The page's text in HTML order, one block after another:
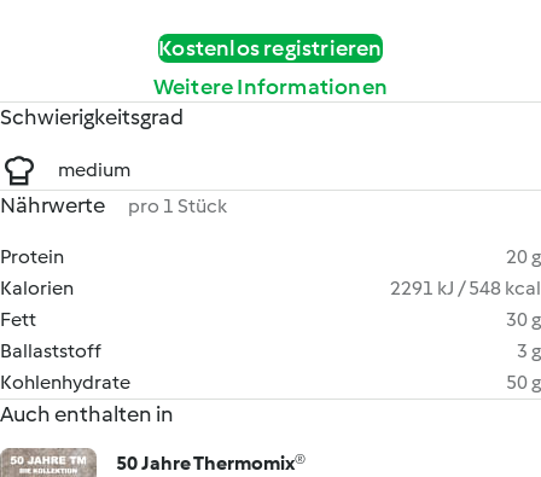
Kostenlos registrieren
Weitere Informationen
Schwierigkeitsgrad
medium
Nährwerte pro 1 Stück
Protein
20 g
Kalorien
2291 kJ / 548 kcal
Fett
30 g
Ballaststoff
3 g
Kohlenhydrate
50 g
Auch enthalten in
50 Jahre Thermomix®